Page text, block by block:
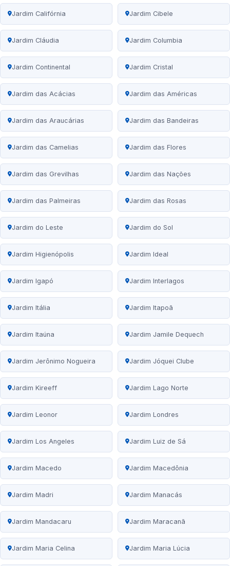
Jardim Califórnia Jardim Cibele
Jardim Cláudia Jardim Columbia
Jardim Continental Jardim Cristal
Jardim das Acácias Jardim das Américas
Jardim das Araucárias Jardim das Bandeiras
Jardim das Camelias Jardim das Flores
Jardim das Grevilhas Jardim das Nações
Jardim das Palmeiras Jardim das Rosas
Jardim do Leste Jardim do Sol
Jardim Higienópolis Jardim Ideal
Jardim Igapó Jardim Interlagos
Jardim Itália Jardim Itapoã
Jardim Itaúna Jardim Jamile Dequech
Jardim Jerônimo Nogueira Jardim Jóquei Clube
Jardim Kireeff Jardim Lago Norte
Jardim Leonor Jardim Londres
Jardim Los Angeles Jardim Luiz de Sá
Jardim Macedo Jardim Macedônia
Jardim Madri Jardim Manacás
Jardim Mandacaru Jardim Maracanã
Jardim Maria Celina Jardim Maria Lúcia